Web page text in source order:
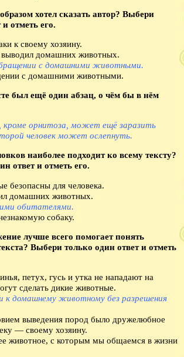
хотел сказать автор? Выбери
отметь его.
к своему хозяину.
выводил домашних животных.
с домашними животными.
с домашними животными.
был ещё один абзац, о чём бы в нём
кроме орнитоза, может ещё заразить
человек может ослепнуть.
наиболее подходит ко всему тексту?
ответ и отметь его.
безопасны для человека.
домашних животных.
обитателями.
собаку.
лучше всего помогает понять
Выбери только один ответ и отметь
петух, гусь и утка не нападают на
сделать дикие животные.
к домашнему животному без разрешения
выведения пород было дружелюбное
— своему хозяину.
животное, с которым мы общаемся в жизни